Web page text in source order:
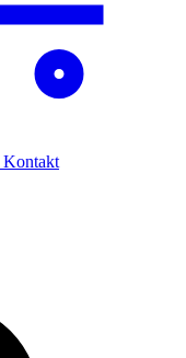
Kontakt